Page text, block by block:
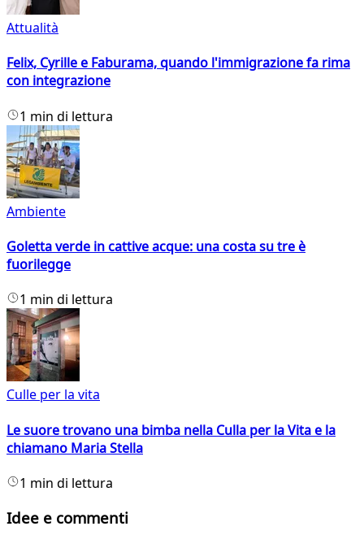
Attualità
Felix, Cyrille e Faburama, quando l'immigrazione fa rima
con integrazione
1 min di lettura
Ambiente
Goletta verde in cattive acque: una costa su tre è
fuorilegge
1 min di lettura
Culle per la vita
Le suore trovano una bimba nella Culla per la Vita e la
chiamano Maria Stella
1 min di lettura
Idee e commenti